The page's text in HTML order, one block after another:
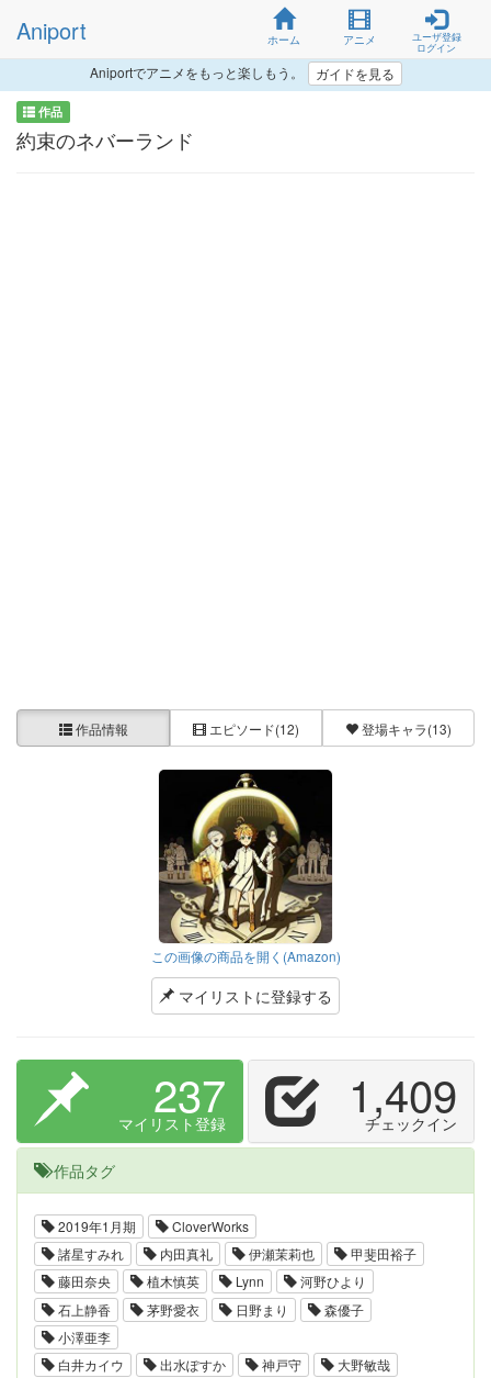
Aniport ホーム アニメ
ユーザ登録
ログイン
Aniportでアニメをもっと楽しもう。 ガイドを見る
作品
約束のネバーランド
作品情報 エピソード(12) 登場キャラ(13)
この画像の商品を開く(Amazon)
マイリストに登録する
237
マイリスト登録 1,409
チェックイン
作品タグ
2019年1月期
CloverWorks
諸星すみれ
内田真礼 伊瀬茉莉也
甲斐田裕子
藤田奈央
植木慎英 Lynn
河野ひより
石上静香
茅野愛衣 日野まり
森優子
小澤亜李
白井カイウ
出水ぽすか 神戸守
大野敏哉